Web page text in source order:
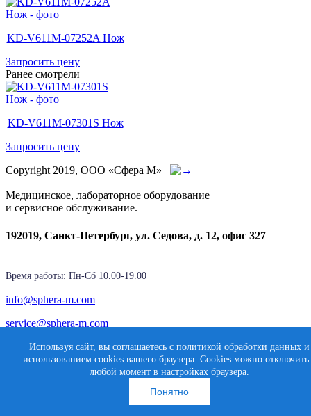
Используя сайт, вы соглашаетесь с политикой обработки данных и
использованием cookies вашего браузера. Cookies можно отключить
любой момент в настройках браузера.
Понятно
KD-V611M-07252A Нож
Запросить цену
Ранее смотрели
KD-V611M-07301S Нож
Запросить цену
Copyright 2019, ООО «Сфера М»
Медицинское, лабораторное оборудование
и сервисное обслуживание.
192019, Санкт-Петербург, ул. Седова, д. 12, офис 327
Время работы: Пн-Cб 10.00-19.00
info@sphera-m.com
service@sphera-m.com
Создание сайта